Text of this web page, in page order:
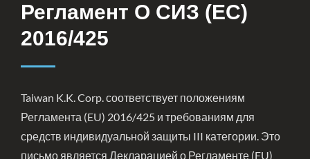
ДЛЯ СЕБЯ НАШИ
КАТЕГОРИИ
Регламент О СИЗ (ЕС)
2016/425
Taiwan K.K. Corp. соответствует положениям
Регламента (EU) 2016/425 и требованиям для
средств индивидуальной защиты III категории. Это
письмо является Декларацией о Регламенте (EU)